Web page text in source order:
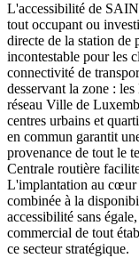
L'accessibilité de
tout occupant ou
directe de la station
incontestable pour les
connectivité de
desservant la zone :
réseau Ville de
centres urbains et
en commun garantit
provenance de tout le
Centrale routière
L'implantation au cœur
combinée à la
accessibilité sans
commercial de tout
ce secteur stratégique.